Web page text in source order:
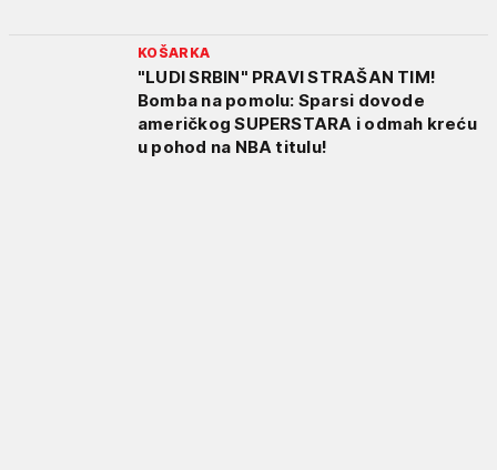
KOŠARKA
"LUDI SRBIN" PRAVI STRAŠAN TIM!
Bomba na pomolu: Sparsi dovode
američkog SUPERSTARA i odmah kreću
u pohod na NBA titulu!